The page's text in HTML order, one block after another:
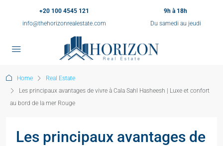
+20 100 4545 121
info@thehorizonrealestate.com
9h à 18h
Du samedi au jeudi
Home
Real Estate
Les principaux avantages de vivre à Cala Sahl Hasheesh | Luxe et confort
au bord de la mer Rouge
Les principaux avantages de